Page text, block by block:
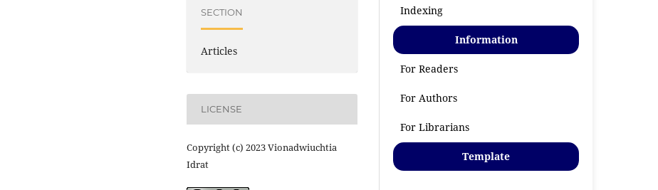
SECTION
Articles
LICENSE
Copyright (c) 2023 Vionadwiuchtia
Idrat
Indexing
Information
For Readers
For Authors
For Librarians
Template